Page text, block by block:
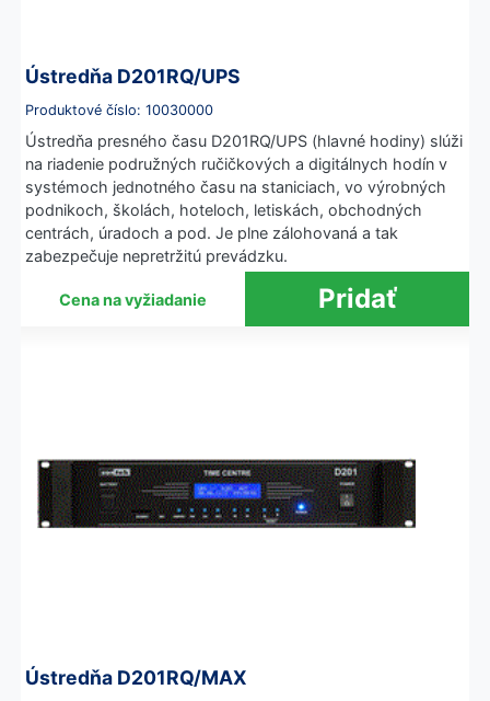
Ústredňa D201RQ/UPS
Produktové číslo: 10030000
Ústredňa presného času D201RQ/UPS (hlavné hodiny) slúži
na riadenie podružných ručičkových a digitálnych hodín v
systémoch jednotného času na staniciach, vo výrobných
podnikoch, školách, hoteloch, letiskách, obchodných
centrách, úradoch a pod. Je plne zálohovaná a tak
zabezpečuje nepretržitú prevádzku.
Cena na vyžiadanie
Ústredňa D201RQ/MAX